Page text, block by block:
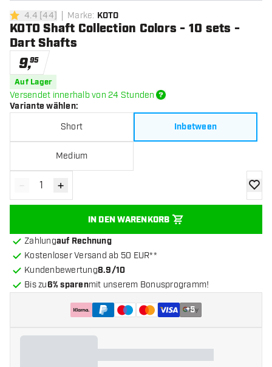
4.4 Bewertungssterne
4.4 [44] Marke: KOTO
KOTO Shaft Collection Colors - 10 sets -
Dart Shafts
9,95
Auf Lager
Versendet innerhalb von 24 Stunden
Variante wählen:
Short Inbetween
Medium
Menge verringern
- Menge erhöhen
+
IN DEN WARENKORB
Zur
Zahlungauf Rechnung
Kostenloser Versand ab 50 EUR**
Kundenbewertung8.9/10
Bis zu6% sparenmit unserem Bonusprogramm!
+5